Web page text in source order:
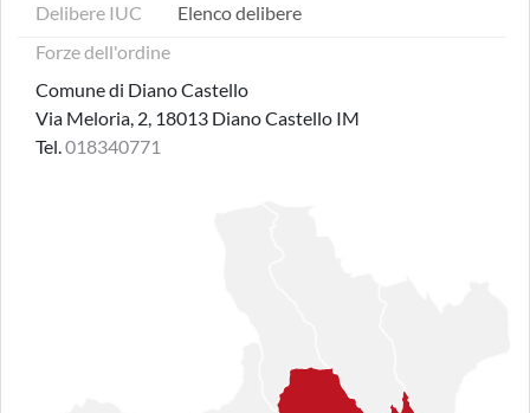
Delibere IUC
Elenco delibere
Forze dell'ordine
Comune di Diano Castello
Via Meloria, 2, 18013 Diano Castello IM
Tel.018340771